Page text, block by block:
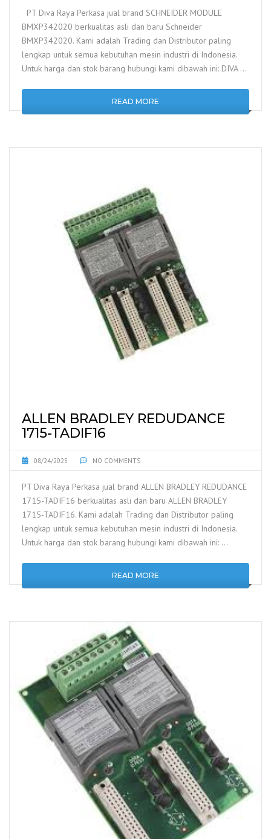
PT Diva Raya Perkasa jual brand SCHNEIDER MODULE
BMXP342020 berkualitas asli dan baru Schneider
BMXP342020. Kami adalah Trading dan Distributor paling
lengkap untuk semua kebutuhan mesin industri di Indonesia.
Untuk harga dan stok barang hubungi kami dibawah ini: DIVA …
READ MORE
ALLEN BRADLEY REDUDANCE
1715-TADIF16
08/24/2025 NO COMMENTS
PT Diva Raya Perkasa jual brand ALLEN BRADLEY REDUDANCE
1715-TADIF16 berkualitas asli dan baru ALLEN BRADLEY
1715-TADIF16. Kami adalah Trading dan Distributor paling
lengkap untuk semua kebutuhan mesin industri di Indonesia.
Untuk harga dan stok barang hubungi kami dibawah ini: …
READ MORE